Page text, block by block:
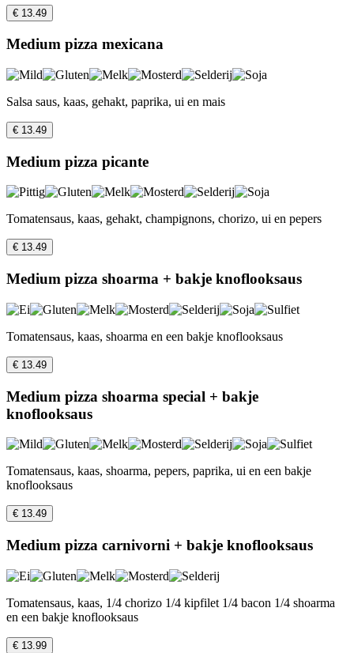
€ 13.49
Medium pizza mexicana
Salsa saus, kaas, gehakt, paprika, ui en mais
€ 13.49
Medium pizza picante
Tomatensaus, kaas, gehakt, champignons, chorizo, ui en pepers
€ 13.49
Medium pizza shoarma + bakje knoflooksaus
Tomatensaus, kaas, shoarma en een bakje knoflooksaus
€ 13.49
Medium pizza shoarma special + bakje
knoflooksaus
Tomatensaus, kaas, shoarma, pepers, paprika, ui en een bakje
knoflooksaus
€ 13.49
Medium pizza carnivorni + bakje knoflooksaus
Tomatensaus, kaas, 1/4 chorizo 1/4 kipfilet 1/4 bacon 1/4 shoarma
en een bakje knoflooksaus
€ 13.99